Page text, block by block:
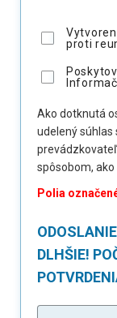
proti
Ako dotknutá
udelený súhlas
spôsobom, ako
Polia
DLHŠIE!